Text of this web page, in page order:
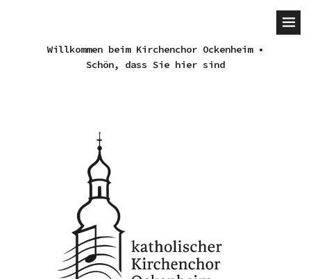
Willkommen beim Kirchenchor Ockenheim •
Schön, dass Sie hier sind